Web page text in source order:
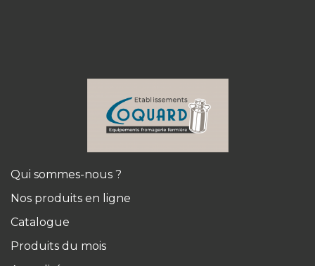
Qui sommes-nous ?
Nos produits en ligne
Catalogue
Produits du mois